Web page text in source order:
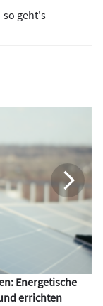
so geht's
Energetische
errichten